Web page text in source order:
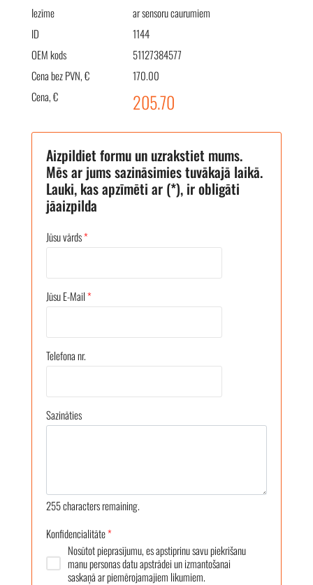
Iezīme
ar sensoru caurumiem
ID
1144
OEM kods
51127384577
Cena bez PVN, €
170.00
Cena, €
205.70
Aizpildiet formu un uzrakstiet mums.
Mēs ar jums sazināsimies tuvākajā laikā.
Lauki, kas apzīmēti ar (*), ir obligāti
jāaizpilda
Jūsu vārds*
Jūsu E-Mail*
Telefona nr.
Sazināties
255characters remaining.
Konfidencialitāte*
Nosūtot pieprasījumu, es apstiprinu savu piekrišanu
manu personas datu apstrādei un izmantošanai
saskaņā ar piemērojamajiem likumiem.